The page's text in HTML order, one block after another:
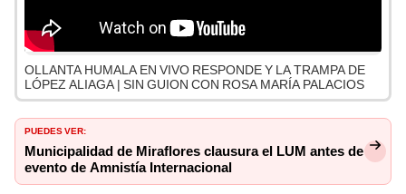
OLLANTA HUMALA EN VIVO RESPONDE Y LA TRAMPA DE
LÓPEZ ALIAGA | SIN GUION CON ROSA MARÍA PALACIOS
PUEDES VER:
Municipalidad de Miraflores clausura el LUM antes de
evento de Amnistía Internacional